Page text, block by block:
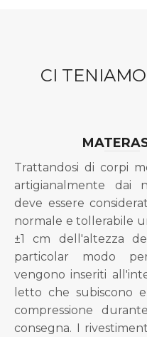
CI
Trattandosi di corpi
artigianalmente dai
deve essere
normale e tollerabile
±1 cm dell'altezza
particolar modo
vengono inseriti
letto che subiscono
compressione
consegna. I